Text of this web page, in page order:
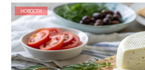
НОВОСТИ